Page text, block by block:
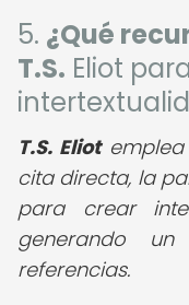
5. ¿Qué
T.S. Eliot
T.S. Eliotemplea
cita directa, la
para crear
generando
referencias.